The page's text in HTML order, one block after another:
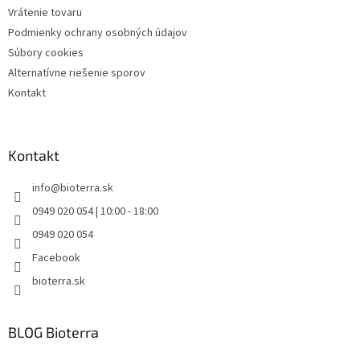
Vrátenie tovaru
Podmienky ochrany osobných údajov
Súbory cookies
Alternatívne riešenie sporov
Kontakt
Kontakt
info@bioterra.sk
0949 020 054 | 10:00 - 18:00
0949 020 054
Facebook
bioterra.sk
BLOG Bioterra